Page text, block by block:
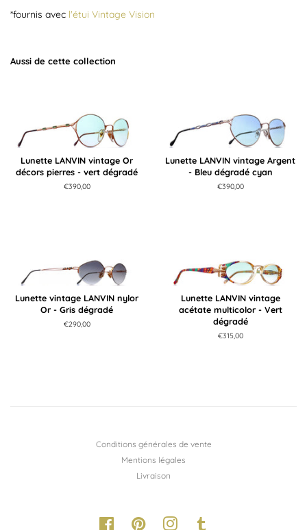
*fournis avec l'étui Vintage Vision
Aussi de cette collection
Lunette LANVIN vintage Or
décors pierres - vert dégradé
Prix
€390,00
Lunette LANVIN vintage Argent
- Bleu dégradé cyan
Prix
€390,00
Lunette vintage LANVIN nylor
Or - Gris dégradé
Prix
€290,00
Lunette LANVIN vintage
acétate multicolor - Vert
dégradé
Prix
€315,00
Conditions générales de vente
Mentions légales
Livraison
FacebookPinterestInstagram